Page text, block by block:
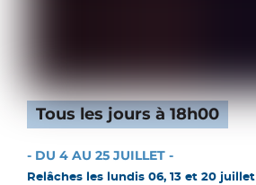
Tous les jours à 18h00
- DU 4 AU 25 JUILLET -
Relâches les lundis 06, 13 et 20 juillet